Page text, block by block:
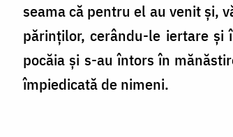
seama că pentru el au venit și,
părinților, cerându-le iertare
pocăia și s-au întors în
împiedicată de nimeni.